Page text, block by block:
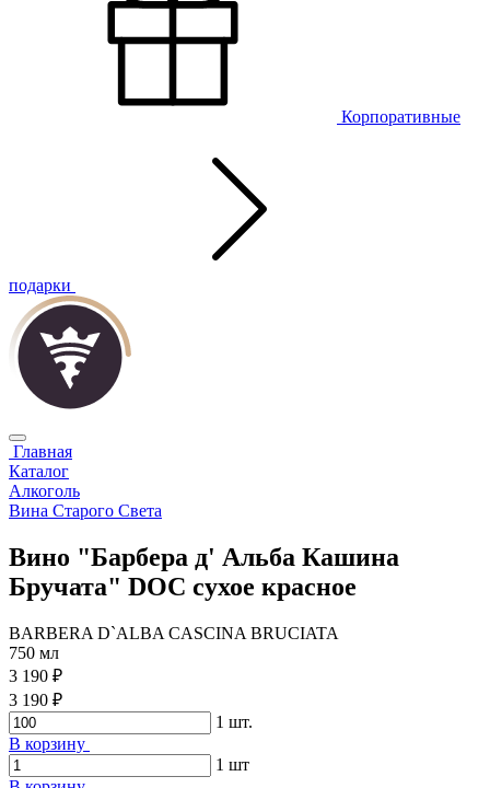
Корпоративные
подарки
Главная
Каталог
Алкоголь
Вина Старого Света
Вино "Барбера д' Альба Кашина
Бручата" DOC сухое красное
BARBERA D`ALBA CASCINA BRUCIATA
750 мл
3 190 ₽
3 190 ₽
1 шт.
В корзину
1 шт